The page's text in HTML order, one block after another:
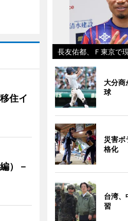
住イ
）－
長友佑都、Ｆ東京で
大分
球
災害ボ
格化
台湾、
習